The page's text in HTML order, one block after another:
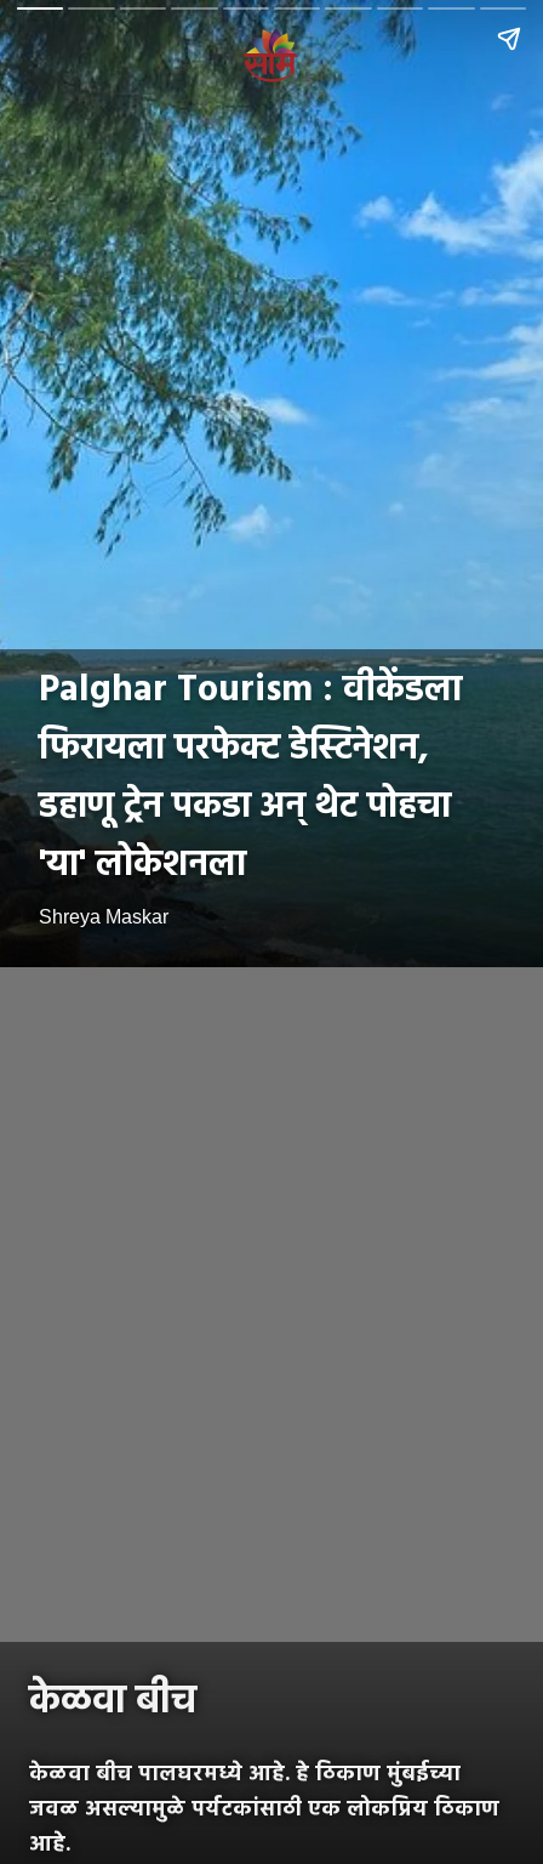
Palghar Tourism : वीकेंडला
फिरायला परफेक्ट डेस्टिनेशन,
डहाणू ट्रेन पकडा अन् थेट पोहचा
'या' लोकेशनला
Shreya Maskar
केळवा बीच
केळवा बीच पालघरमध्ये आहे. हे ठिकाण मुंबईच्या
जवळ असल्यामुळे पर्यटकांसाठी एक लोकप्रिय ठिकाण
आहे.